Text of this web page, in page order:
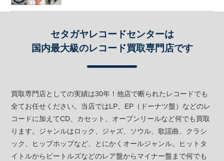
セタガヤレコードセンターは
国内最大級のレコード買取専門店です
買取専門店としての実績は30年！他店で断られたレコードでも
全てお任せください。当店ではLP、EP（ドーナツ盤）などのレ
コードに加えてCD、カセット、オープンリールなど何でも買取
ります。ジャンルはロック、ジャズ、ソウル、歌謡曲、クラシ
ック、ヒップホップなど、とにかくオールジャンル。ヒットタ
イトルからビートルズなどのレア盤からマイナー盤まで何でも